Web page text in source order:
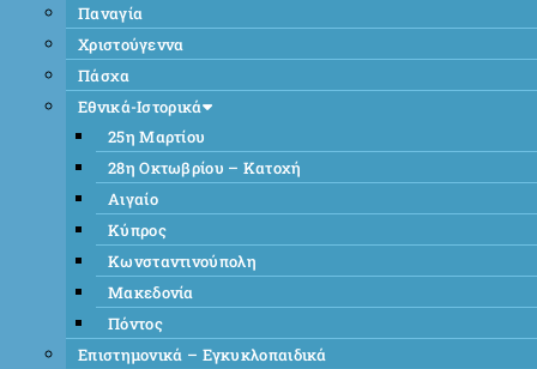
Παναγία
Χριστούγεννα
Πάσχα
Εθνικά-Ιστορικά
25η Μαρτίου
28η Οκτωβρίου – Κατοχή
Αιγαίο
Κύπρος
Κωνσταντινούπολη
Μακεδονία
Πόντος
Επιστημονικά – Εγκυκλοπαιδικά